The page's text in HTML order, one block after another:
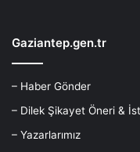
Gaziantep.gen.tr
– Haber Gönder
– Dilek Şikayet Öneri &
– Yazarlarımız